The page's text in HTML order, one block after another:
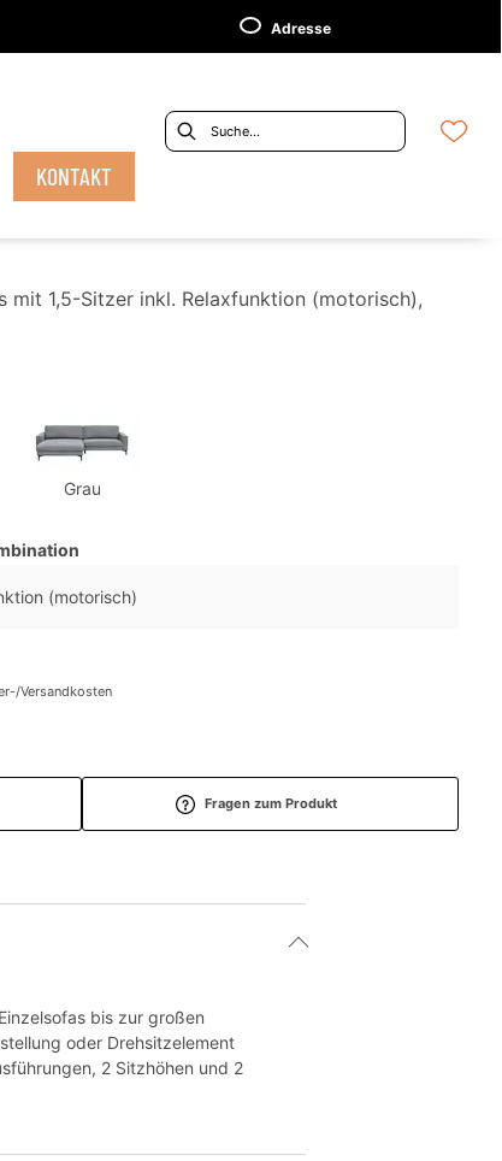
Adresse
KONTAKT
mit 1,5-Sitzer inkl. Relaxfunktion (motorisch),
Grau
(motorisch)
Versandkosten
Fragen zum Produkt
bis zur großen
oder Drehsitzelement
2 Sitzhöhen und 2